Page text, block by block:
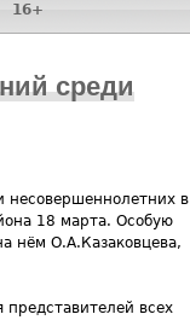
среди
несовершеннолетних в
18 марта. Особую
нём О.А.Казаковцева,
всех
16+